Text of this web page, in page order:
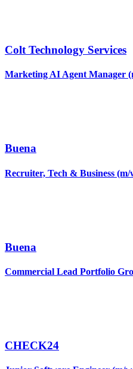
Colt Technology Services
Marketing AI Agent Manager
Buena
Recruiter, Tech & Business (m/
Buena
Commercial Lead Portfolio
CHECK24